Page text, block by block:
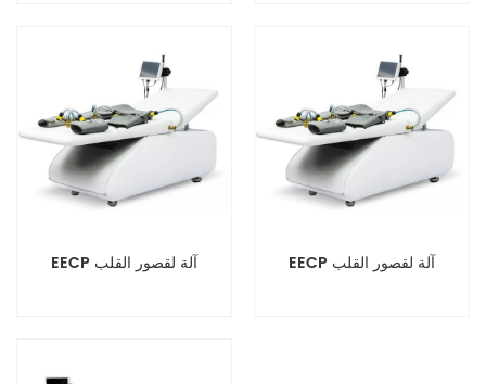
EECP آلة لقصور القلب EECP آلة لقصور القلب